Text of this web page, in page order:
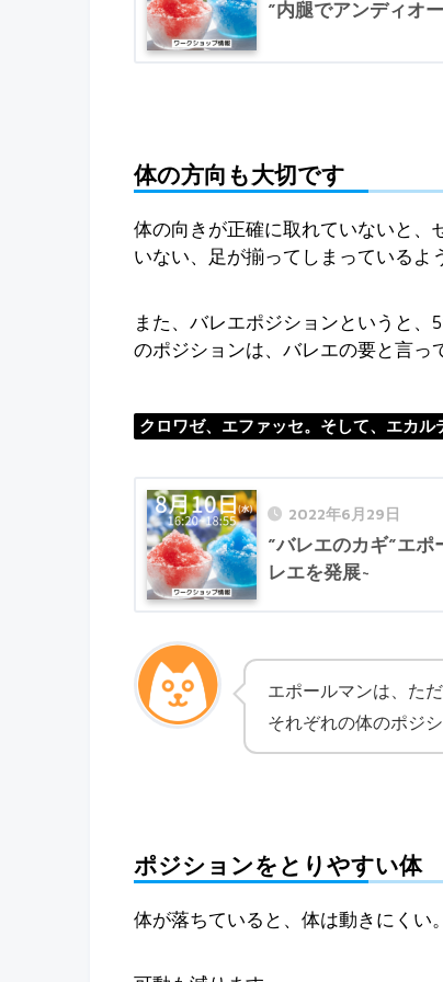
”内腿でアンディオ
体の方向も大切です
体の向きが正確に取れていないと、
いない、足が揃ってしまっているよ
また、バレエポジションというと
のポジションは、バレエの要と言っ
クロワゼ、エファッセ。そして、エカル
2022年6月29日
”バレエのカギ”エ
レエを発展~
エポールマンは、た
それぞれの体のポジ
ポジションをとりやすい体
体が落ちていると、体は動きにくい。